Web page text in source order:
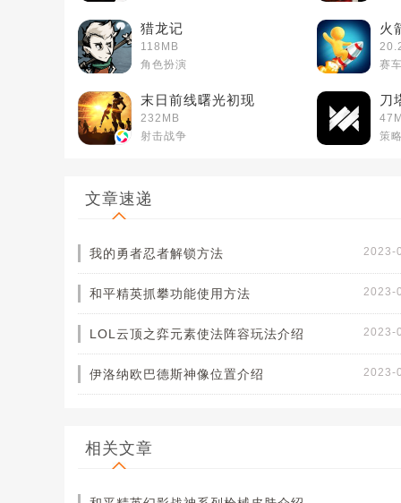
猎龙记
118MB
角色扮演
火
赛
末日前线曙光初现
232MB
射击战争
刀
策
文章速递
我的勇者忍者解锁方法 2023-
和平精英抓攀功能使用方法 2023-
LOL云顶之弈元素使法阵容玩法介绍 2023-
伊洛纳欧巴德斯神像位置介绍 2023-
相关文章